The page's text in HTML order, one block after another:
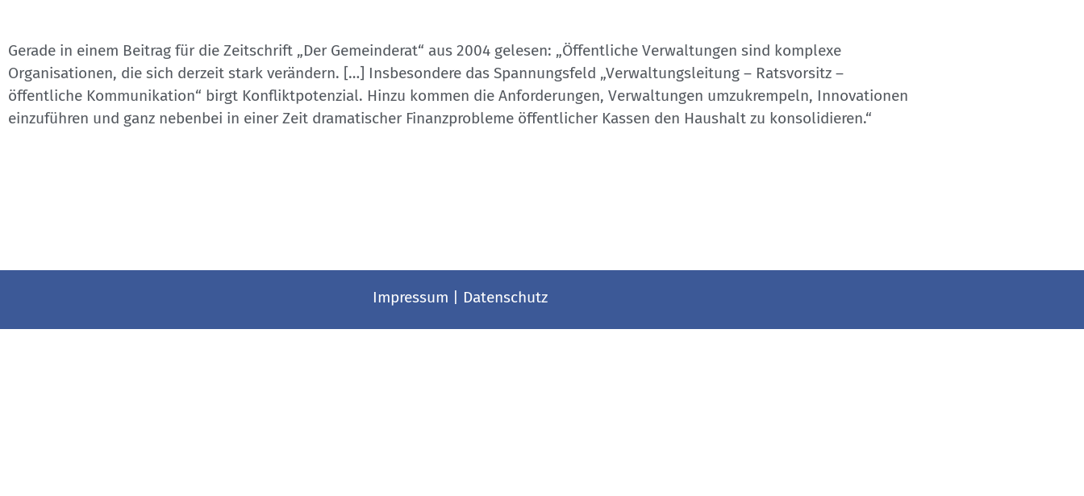
Gerade in einem Beitrag für die Zeitschrift „Der Gemeinderat“ aus 2004 gelesen: „Öffentliche Verwaltungen sind komplexe
Organisationen, die sich derzeit stark verändern. […] Insbesondere das Spannungsfeld „Verwaltungsleitung – Ratsvorsitz –
öffentliche Kommunikation“ birgt Konfliktpotenzial. Hinzu kommen die Anforderungen, Verwaltungen umzukrempeln, Innovationen
einzuführen und ganz nebenbei in einer Zeit dramatischer Finanzprobleme öffentlicher Kassen den Haushalt zu konsolidieren.“
Impressum Datenschutz